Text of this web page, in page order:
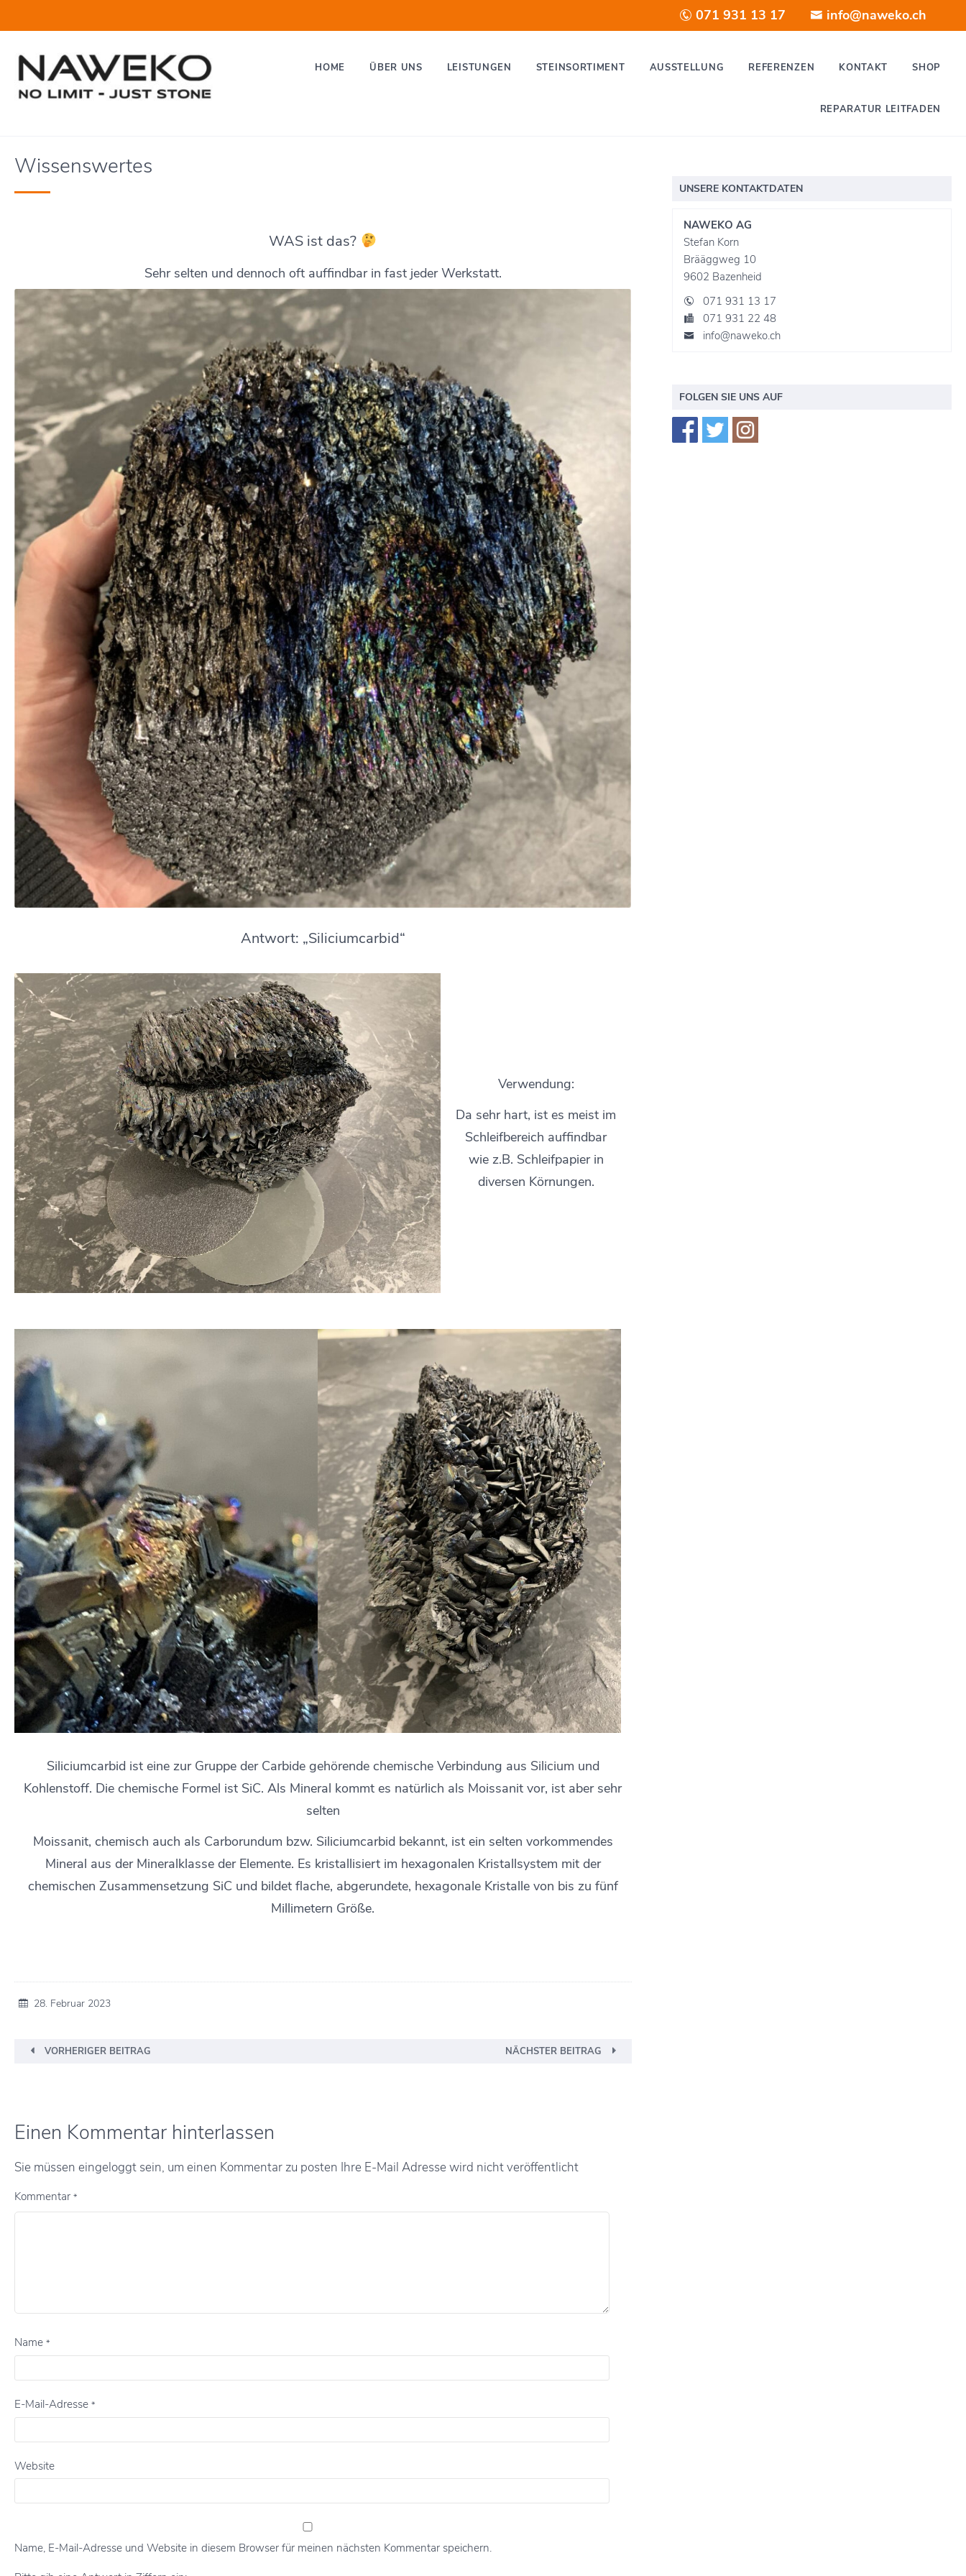
071 931 13 17 info@naweko.ch
HOME ÜBER UNS LEISTUNGEN STEINSORTIMENT AUSSTELLUNG REFERENZEN KONTAKT SHOP
REPARATUR LEITFADEN
Wissenswertes
WAS ist das?
Sehr selten und dennoch oft auffindbar in fast jeder Werkstatt.
Antwort: „Siliciumcarbid“
Verwendung:
Da sehr hart, ist es meist im
Schleifbereich auffindbar
wie z.B. Schleifpapier in
diversen Körnungen.
Siliciumcarbid ist eine zur Gruppe der Carbide gehörende chemische Verbindung aus Silicium und
Kohlenstoff. Die chemische Formel ist SiC. Als Mineral kommt es natürlich als Moissanit vor, ist aber sehr
selten
Moissanit, chemisch auch als Carborundum bzw. Siliciumcarbid bekannt, ist ein selten vorkommendes
Mineral aus der Mineralklasse der Elemente. Es kristallisiert im hexagonalen Kristallsystem mit der
chemischen Zusammensetzung SiC und bildet flache, abgerundete, hexagonale Kristalle von bis zu fünf
Millimetern Größe.
28. Februar 2023
VORHERIGER BEITRAG NÄCHSTER BEITRAG
Einen Kommentar hinterlassen
Sie müssen eingeloggt sein, um einen Kommentar zu posten Ihre E-Mail Adresse wird nicht veröffentlicht
Kommentar *
Name *
E-Mail-Adresse *
Website
Name, E-Mail-Adresse und Website in diesem Browser für meinen nächsten Kommentar speichern.
UNSERE KONTAKTDATEN
NAWEKO AG
Stefan Korn
Brääggweg 10
9602 Bazenheid
071 931 13 17
071 931 22 48
info@naweko.ch
FOLGEN SIE UNS AUF